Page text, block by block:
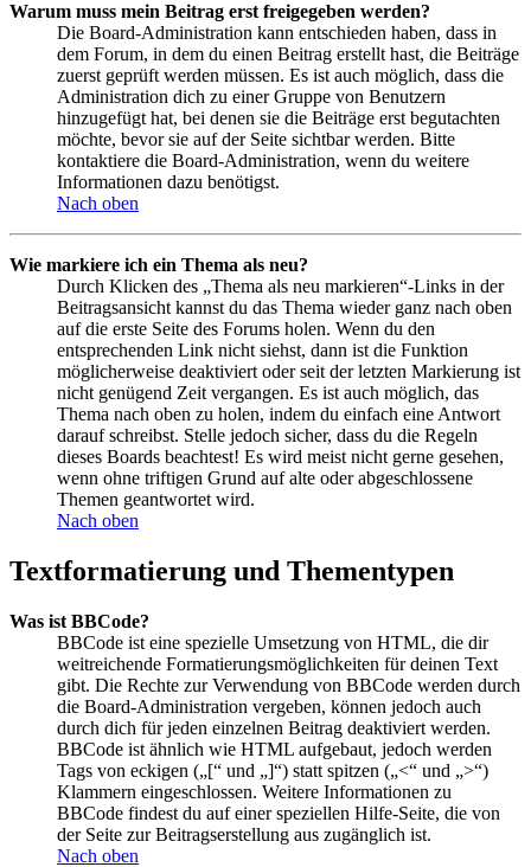
Warum muss mein Beitrag erst freigegeben werden?
Die Board-Administration kann entschieden haben, dass in
dem Forum, in dem du einen Beitrag erstellt hast, die Beiträge
zuerst geprüft werden müssen. Es ist auch möglich, dass die
Administration dich zu einer Gruppe von Benutzern
hinzugefügt hat, bei denen sie die Beiträge erst begutachten
möchte, bevor sie auf der Seite sichtbar werden. Bitte
kontaktiere die Board-Administration, wenn du weitere
Informationen dazu benötigst.
Nach oben
Wie markiere ich ein Thema als neu?
Durch Klicken des „Thema als neu markieren“-Links in der
Beitragsansicht kannst du das Thema wieder ganz nach oben
auf die erste Seite des Forums holen. Wenn du den
entsprechenden Link nicht siehst, dann ist die Funktion
möglicherweise deaktiviert oder seit der letzten Markierung ist
nicht genügend Zeit vergangen. Es ist auch möglich, das
Thema nach oben zu holen, indem du einfach eine Antwort
darauf schreibst. Stelle jedoch sicher, dass du die Regeln
dieses Boards beachtest! Es wird meist nicht gerne gesehen,
wenn ohne triftigen Grund auf alte oder abgeschlossene
Themen geantwortet wird.
Nach oben
Textformatierung und Thementypen
Was ist BBCode?
BBCode ist eine spezielle Umsetzung von HTML, die dir
weitreichende Formatierungsmöglichkeiten für deinen Text
gibt. Die Rechte zur Verwendung von BBCode werden durch
die Board-Administration vergeben, können jedoch auch
durch dich für jeden einzelnen Beitrag deaktiviert werden.
BBCode ist ähnlich wie HTML aufgebaut, jedoch werden
Tags von eckigen („[“ und „]“) statt spitzen („<“ und „>“)
Klammern eingeschlossen. Weitere Informationen zu
BBCode findest du auf einer speziellen Hilfe-Seite, die von
der Seite zur Beitragserstellung aus zugänglich ist.
Nach oben